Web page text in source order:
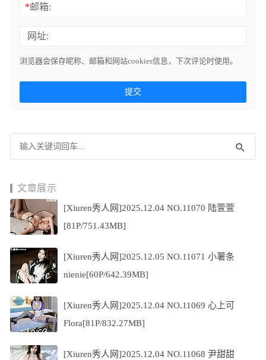
*邮箱:
网址:
浏览器会保存昵称、邮箱和网站cookies信息，下次评论时使用。
文章展示
[Xiuren秀人网]2025.12.04 NO.11070 陆萱萱
[81P/751.43MB]
[Xiuren秀人网]2025.12.05 NO.11071 小薯条
nienie[60P/642.39MB]
[Xiuren秀人网]2025.12.04 NO.11069 心上可
Flora[81P/832.27MB]
[Xiuren秀人网]2025.12.04 NO.11068 尹甜甜